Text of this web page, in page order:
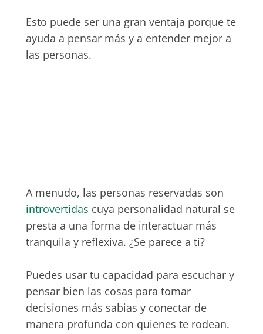
Esto puede ser una gran ventaja porque te
ayuda a pensar más y a entender mejor a
las personas.
A menudo, las personas reservadas son
introvertidas cuya personalidad natural se
presta a una forma de interactuar más
tranquila y reflexiva. ¿Se parece a ti?
Puedes usar tu capacidad para escuchar y
pensar bien las cosas para tomar
decisiones más sabias y conectar de
manera profunda con quienes te rodean.